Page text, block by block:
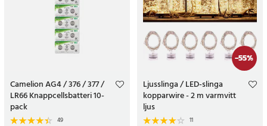
Camelion AG4 / 376 / 377 /
LR66 Knappcellsbatteri 10-
pack
49
-55%
Ljusslinga / LED-slinga
kopparwire - 2 m varmvitt
ljus
11